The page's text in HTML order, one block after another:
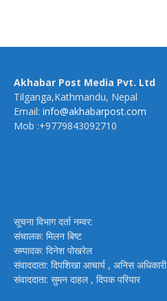
Akhabar Post Media Pvt. Ltd
Tilganga,Kathmandu, Nepal
Email: info@akhabarpost.com
Mob :+9779843092710
सूचना विभाग दर्ता नम्वर:
संचालक: मिलन बिष्ट
सम्पादक: दिनेश पोखरेल
संवाददाता: दिपशिखा आचार्य , अनिस अधिकारी
संवाददाता: सुमन दाहल , दिपक परियार